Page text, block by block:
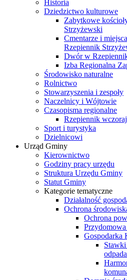
Historia
Dziedzictwo kulturowe
Zabytkowe
Strzyżewski
Cmentarze i
Rzepiennik
Dwór w
Izba Regionalna
Środowisko naturalne
Rolnictwo
Stowarzyszenia i zespoły
Naczelnicy i Wójtowie
Czasopisma regionalne
Rzepiennik
Sport i turystyka
Dzielnicowi
Urząd Gminy
Kierownictwo
Godziny pracy urzędu
Struktura Urzędu Gminy
Statut Gminy
Kategorie tematyczne
Działalność
Ochrona
Ochrona
Gospodarka
Stawki